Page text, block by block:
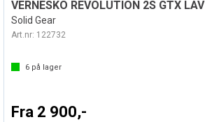
VERNESKO REVOLUTION 2S GTX LAV
Solid Gear
Art.nr: 122732
6 på lager
Fra 2 900,-